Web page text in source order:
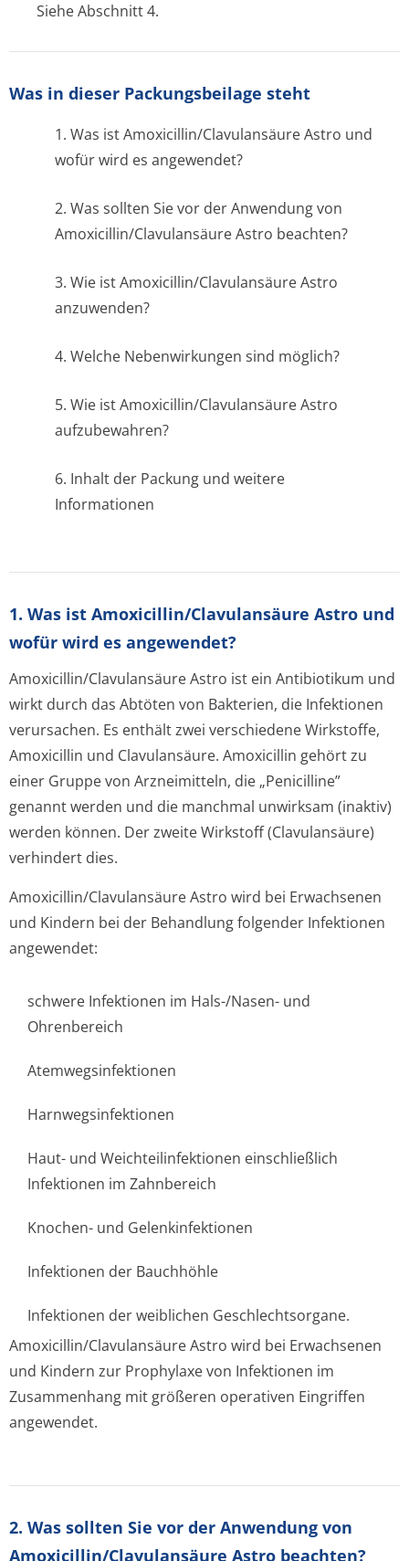
Siehe Abschnitt 4.
Was in dieser Packungsbeilage steht
1. Was ist Amoxicillin/Cla­vulansäure Astro und
wofür wird es angewendet?
2. Was sollten Sie vor der Anwendung von
Amoxicillin/Cla­vulansäure Astro beachten?
3. Wie ist Amoxicillin/Cla­vulansäure Astro
anzuwenden?
4. Welche Nebenwirkungen sind möglich?
5. Wie ist Amoxicillin/Cla­vulansäure Astro
aufzubewahren?
6. Inhalt der Packung und weitere
Informationen
1. Was ist Amoxicillin/Clavulansäure Astro und
wofür wird es angewendet?
Amoxicillin/Cla­vulansäure Astro ist ein Antibiotikum und
wirkt durch das Abtöten von Bakterien, die Infektionen
verursachen. Es enthält zwei verschiedene Wirkstoffe,
Amoxicillin und Clavulansäure. Amoxicillin gehört zu
einer Gruppe von Arzneimitteln, die „Penicilline”
genannt werden und die manchmal unwirksam (inaktiv)
werden können. Der zweite Wirkstoff (Clavulansäure)
verhindert dies.
Amoxicillin/Cla­vulansäure Astro wird bei Erwachsenen
und Kindern bei der Behandlung folgender Infektionen
angewendet:
schwere Infektionen im Hals-/Nasen- und
Ohrenbereich
Atemwegsinfektionen
Harnwegsinfektionen
Haut- und Weichteilinfek­tionen einschließlich
Infektionen im Zahnbereich
Knochen- und Gelenkinfektionen
Infektionen der Bauchhöhle
Infektionen der weiblichen Geschlechtsorgane.
Amoxicillin/Cla­vulansäure Astro wird bei Erwachsenen
und Kindern zur Prophylaxe von Infektionen im
Zusammenhang mit größeren operativen Eingriffen
angewendet.
2. Was sollten Sie vor der Anwendung von
Amoxicillin/Clavulansäure Astro beachten?